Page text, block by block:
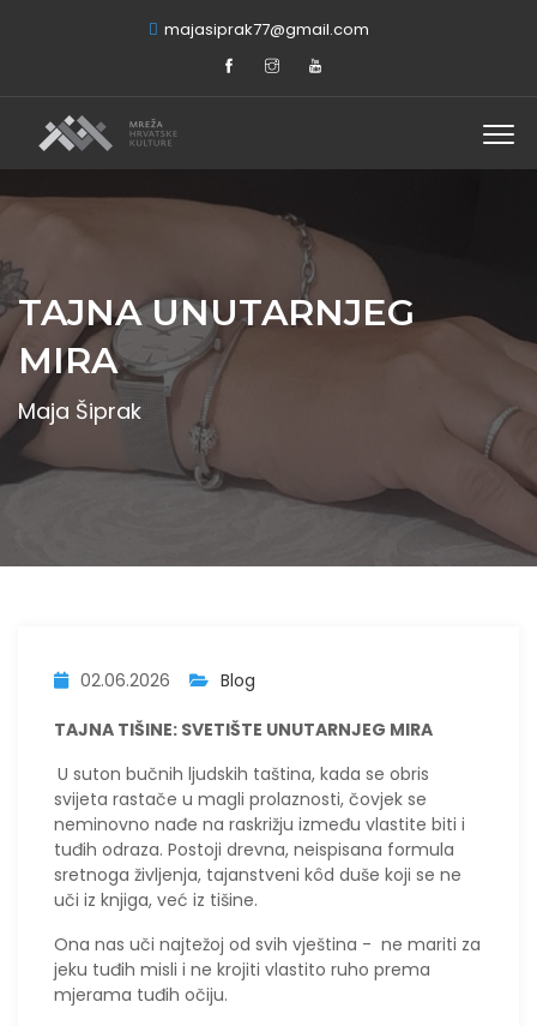
majasiprak77@gmail.com
TAJNA UNUTARNJEG
MIRA
Maja Šiprak
02.06.2026 Blog
TAJNA TIŠINE: SVETIŠTE UNUTARNJEG MIRA
U suton bučnih ljudskih taština, kada se obris
svijeta rastače u magli prolaznosti, čovjek se
neminovno nađe na raskrižju između vlastite biti i
tuđih odraza. Postoji drevna, neispisana formula
sretnoga življenja, tajanstveni kôd duše koji se ne
uči iz knjiga, već iz tišine.
Ona nas uči najtežoj od svih vještina - ne mariti za
jeku tuđih misli i ne krojiti vlastito ruho prema
mjerama tuđih očiju.